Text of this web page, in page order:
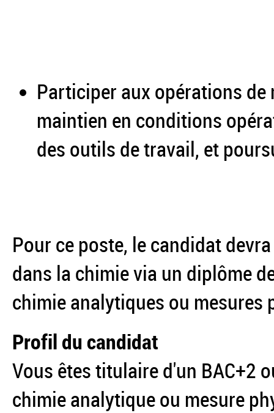
Participer aux opérations
maintien en conditions
des outils de travail, et
Pour ce poste, le candidat
dans la chimie via un diplôme
chimie analytiques ou mesures
Profil du candidat
Vous êtes titulaire d'un BAC+2
chimie analytique ou mesure